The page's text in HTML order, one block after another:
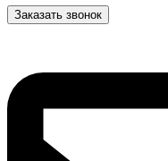
Заказать звонок